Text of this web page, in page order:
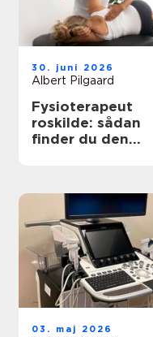
30. juni 2026
Albert Pilgaard
Fysioterapeut
roskilde: sådan
finder du den
03. maj 2026